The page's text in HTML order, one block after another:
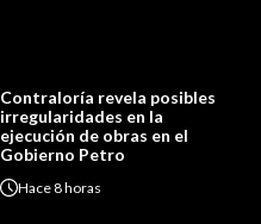
Contraloría revela posibles
irregularidades en la
ejecución de obras en el
Gobierno Petro
Hace8 horas